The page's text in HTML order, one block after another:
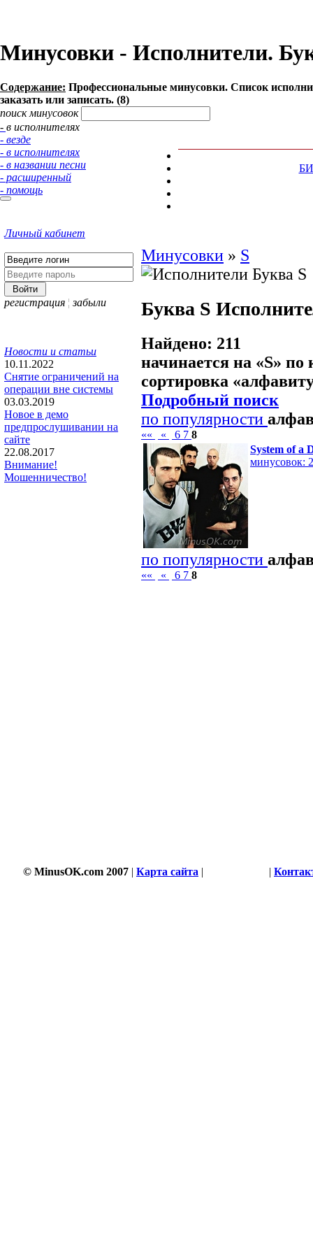
Минусовки - Исполнители.
Содержание: Профессиональные минусовки. Список
заказать или записать. (8)
поиск минусовок
- в исполнителях
- везде
- в исполнителях
- в названии песни
- расширенный
- помощь
Личный кабинет
регистрация ¦ забыли
Новости и статьи
10.11.2022
Снятие ограничений на
операции вне системы
03.03.2019
Новое в демо
предпрослушивании на
сайте
22.08.2017
Внимание!
Мошенничество!
Минусовки » S
Буква S
Найдено: 211
начинается на «S» по
сортировка «
Подробный поиск
по популярности
«« « 6 7 8
System of a
минусовок: 2
по популярности
«« « 6 7 8
© MinusOK.com 2007 | Карта сайта | |